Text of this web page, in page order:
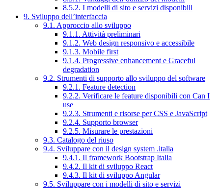
8.5.2. I modelli di sito e servizi disponibili
9. Sviluppo dell’interfaccia
9.1. Approccio allo sviluppo
9.1.1. Attività preliminari
9.1.2. Web design responsivo e accessibile
9.1.3. Mobile first
9.1.4. Progressive enhancement e Graceful
degradation
9.2. Strumenti di supporto allo sviluppo del software
9.2.1. Feature detection
9.2.2. Verificare le feature disponibili con Can I
use
9.2.3. Strumenti e risorse per CSS e JavaScript
9.2.4. Supporto browser
9.2.5. Misurare le prestazioni
9.3. Catalogo del riuso
9.4. Sviluppare con il design system .italia
9.4.1. Il framework Bootstrap Italia
9.4.2. Il kit di sviluppo React
9.4.3. Il kit di sviluppo Angular
9.5. Sviluppare con i modelli di sito e servizi